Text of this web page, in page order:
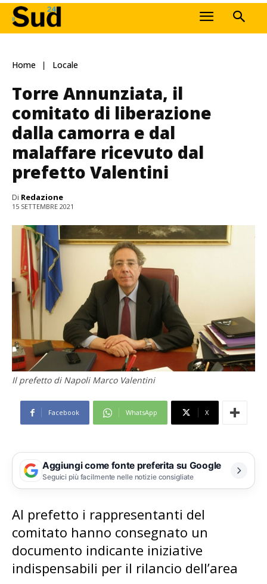
Home Locale
Torre Annunziata, il
comitato di liberazione
dalla camorra e dal
malaffare ricevuto dal
prefetto Valentini
Di Redazione
15 SETTEMBRE 2021
Il prefetto di Napoli Marco Valentini
Facebook WhatsApp X
Aggiungi come fonte preferita su Google
Seguici più facilmente nelle notizie consigliate
Al prefetto i rappresentanti del
comitato hanno consegnato un
documento indicante iniziative
indispensabili per il rilancio dell’area